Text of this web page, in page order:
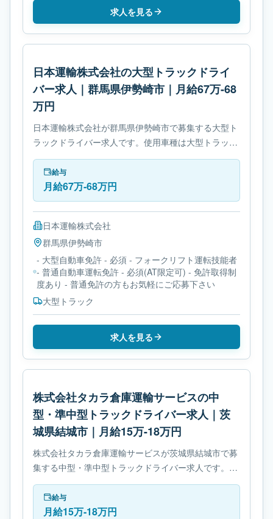
求人を見る
日本運輸株式会社の大型トラックドライ
バー求人｜群馬県伊勢崎市｜月給67万-68
万円
日本運輸株式会社が群馬県伊勢崎市で募集する大型ト
ラックドライバー求人です。使用車種は大型トラック
です。勤務時間は- 変形労働時間制です。必要免許は-
大型自動車免許です。
給与
月給67万-68万円
日本運輸株式会社
群馬県伊勢崎市
- 大型自動車免許 - 必須 - フォークリフト運転技能者
- 普通自動車運転免許 - 必須(AT限定可) - 免許取得制
度あり - 普通免許の方もお気軽にご応募下さい
大型トラック
求人を見る
株式会社タカラ倉庫運輸サービスの中
型・準中型トラックドライバー求人｜茨
城県結城市｜月給15万-18万円
株式会社タカラ倉庫運輸サービスが茨城県結城市で募
集する中型・準中型トラックドライバー求人です。使
用車種は中型トラックです。必要免許は中型自動車免
許です。
給与
月給15万-18万円